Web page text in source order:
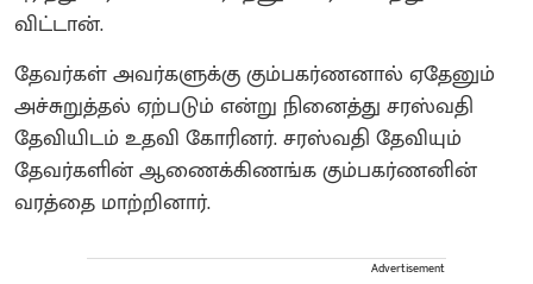
விட்டான்.
தேவர்கள் அவர்களுக்கு கும்பகர்ணனால் ஏதேனும்
அச்சுறுத்தல் ஏற்படும் என்று நினைத்து சரஸ்வதி
தேவியிடம் உதவி கோரினர். சரஸ்வதி தேவியும்
தேவர்களின் ஆணைக்கிணங்க கும்பகர்ணனின்
வரத்தை மாற்றினார்.
Advertisement